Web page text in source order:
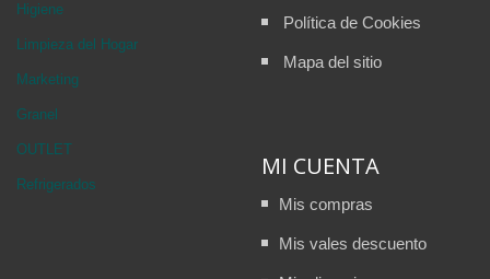
Higiene
Limpieza del Hogar
Marketing
Granel
OUTLET
Refrigerados
Política de Cookies
Mapa del sitio
MI CUENTA
Mis compras
Mis vales descuento